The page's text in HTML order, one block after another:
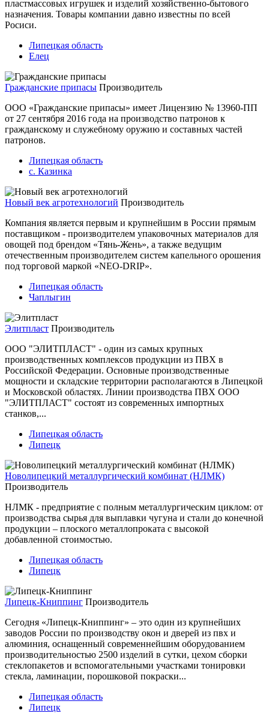
пластмассовых игрушек и изделий хозяйственно-бытового
назначения. Товары компании давно известны по всей
Росиси.
Липецкая область
Елец
Гражданские припасы Производитель
ООО «Гражданские припасы» имеет Лицензию № 13960-ПП
от 27 сентября 2016 года на производство патронов к
гражданскому и служебному оружию и составных частей
патронов.
Липецкая область
с. Казинка
Новый век агротехнологий Производитель
Компания является первым и крупнейшим в России прямым
поставщиком - производителем упаковочных материалов для
овощей под брендом «Тянь-Жень», а также ведущим
отечественным производителем систем капельного орошения
под торговой маркой «NEO-DRIP».
Липецкая область
Чаплыгин
Элитпласт Производитель
ООО "ЭЛИТПЛАСТ" - один из самых крупных
производственных комплексов продукции из ПВХ в
Российской Федерации. Основные производственные
мощности и складские территории располагаются в Липецкой
и Московской областях. Линии производства ПВХ ООО
"ЭЛИТПЛАСТ" состоят из современных импортных
станков,...
Липецкая область
Липецк
Новолипецкий металлургический комбинат (НЛМК)
Производитель
НЛМК - предприятие с полным металлургическим циклом: от
производства сырья для выплавки чугуна и стали до конечной
продукции – плоского металлопроката с высокой
добавленной стоимостью.
Липецкая область
Липецк
Липецк-Книппинг Производитель
Сегодня «Липецк-Книппинг» – это один из крупнейших
заводов России по производству окон и дверей из пвх и
алюминия, оснащенный современнейшим оборудованием
производительностью 2500 изделий в сутки, цехом сборки
стеклопакетов и вспомогательными участками тонировки
стекла, ламинации, порошковой покраски...
Липецкая область
Липецк